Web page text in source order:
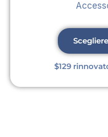
$129